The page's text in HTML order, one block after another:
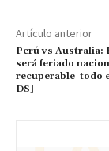
Artículo anterior
Perú vs Australia:
será feriado
recuperable todo
DS]